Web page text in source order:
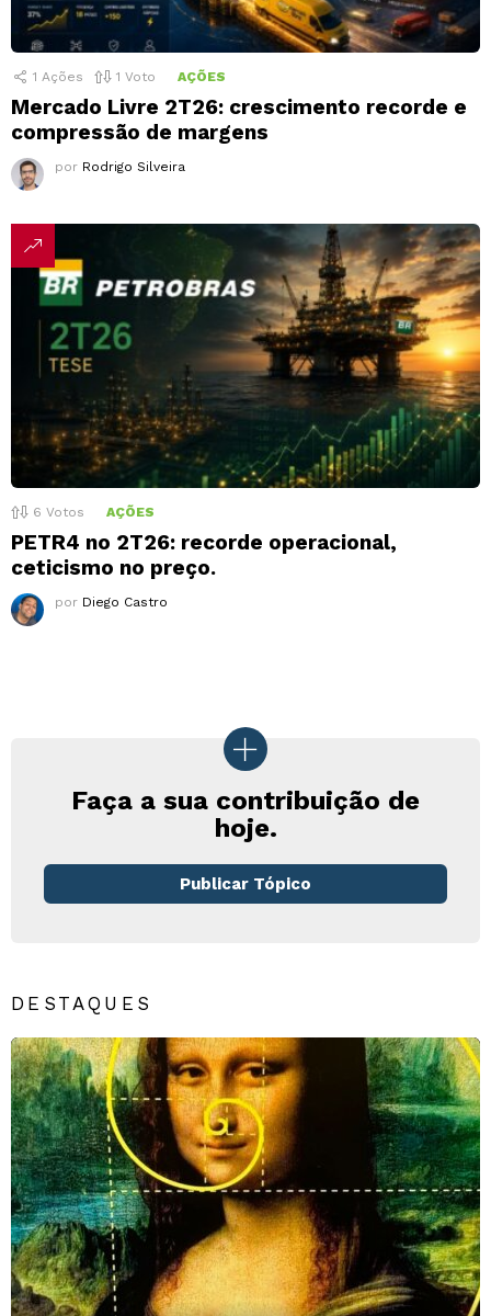
1 Ações 1 Voto AÇÕES
Mercado Livre 2T26: crescimento recorde e
compressão de margens
por Rodrigo Silveira
6 Votos AÇÕES
PETR4 no 2T26: recorde operacional,
ceticismo no preço.
por Diego Castro
Faça a sua contribuição de
hoje.
Publicar Tópico
DESTAQUES